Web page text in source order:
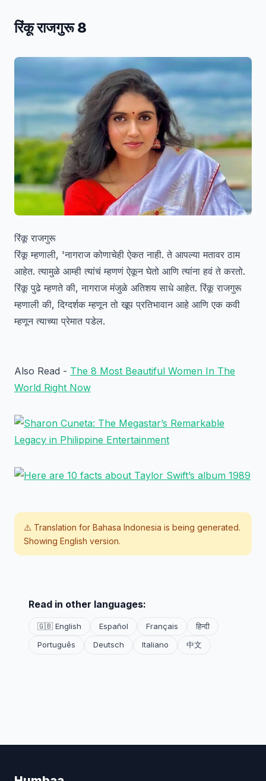
रिंकू राजगुरू 8
रिंकू राजगुरू
रिंकू म्हणाली, 'नागराज कोणाचेही ऐकत नाही. ते आपल्या मतावर ठाम
आहेत. त्यामुळे आम्ही त्यांचं म्हणणं ऐकून घेतो आणि त्यांना हवं ते करतो.
रिंकू पुढे म्हणते की, नागराज मंजुळे अतिशय साधे आहेत. रिंकू राजगुरू
म्हणाली की, दिग्दर्शक म्हणून तो खूप प्रतिभावान आहे आणि एक कवी
म्हणून त्याच्या प्रेमात पडेल.
Also Read - The 8 Most Beautiful Women In The
World Right Now
⚠️ Translation for Bahasa Indonesia is being generated.
Showing English version.
Read in other languages:
🇬🇧 English Español Français
हिन्दी
Português
Deutsch Italiano 中文